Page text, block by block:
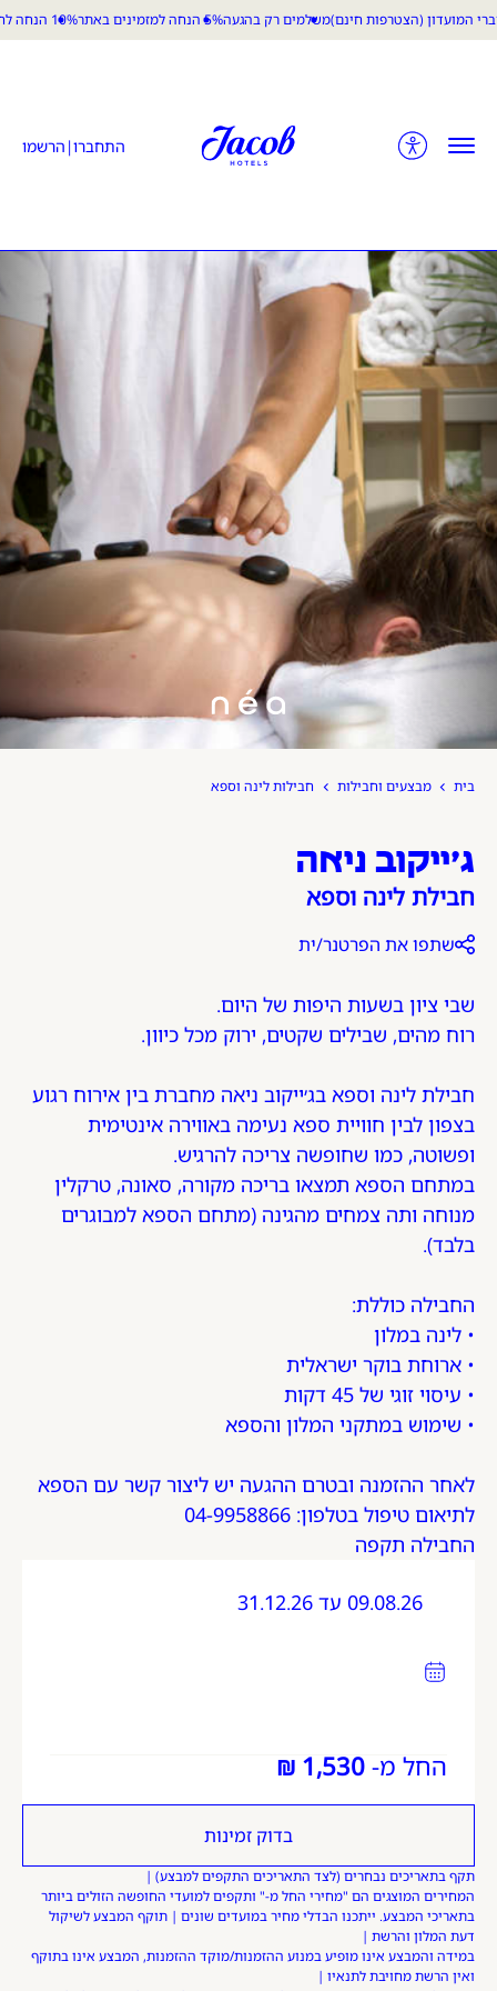
מרכזי משלמים רק בהגעה5% הנחה למזמינים באתר 10% הנחה לחברי המועדון (הצטרפות חינם)
|
ג׳ייקוב ניאה
ג׳ייקוב ניאה
חבילת לינה וספא
שבי ציון בשעות היפות של היום.
רוח מהים, שבילים שקטים, ירוק מכל כיוון.
חבילת לינה וספא בג׳ייקוב ניאה מחברת בין אירוח רגוע
בצפון לבין חוויית ספא נעימה באווירה אינטימית
ופשוטה, כמו שחופשה צריכה להרגיש.
במתחם הספא תמצאו בריכה מקורה, סאונה, טרקלין
מנוחה ותה צמחים מהגינה (מתחם הספא למבוגרים
בלבד).
החבילה כוללת:
• לינה במלון
• ארוחת בוקר ישראלית
• עיסוי זוגי של 45 דקות
• שימוש במתקני המלון והספא
לאחר ההזמנה ובטרם ההגעה יש ליצור קשר עם הספא
לתיאום טיפול בטלפון: 04-9958866
החבילה תקפה
09.08.26 עד 31.12.26
החל מ-
בדוק זמינות
תקף בתאריכים נבחרים (לצד התאריכים התקפים למבצע)
המחירים המוצגים הם "מחירי החל מ-" ותקפים למועדי החופשה הזולים ביותר
בתאריכי המבצע. ייתכנו הבדלי מחיר במועדים שונים | תוקף המבצע לשיקול
דעת המלון והרשת
במידה והמבצע אינו מופיע במנוע ההזמנות/מוקד ההזמנות, המבצע אינו בתוקף
ואין הרשת מחויבת לתנאיו